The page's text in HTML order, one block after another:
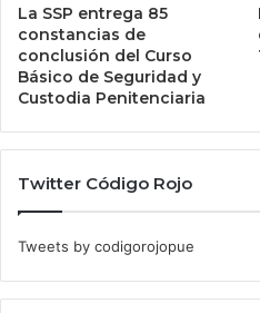
La SSP entrega 85
constancias de
conclusión del Curso
Básico de Seguridad y
Custodia Penitenciaria
Twitter Código Rojo
Tweets by codigorojopue